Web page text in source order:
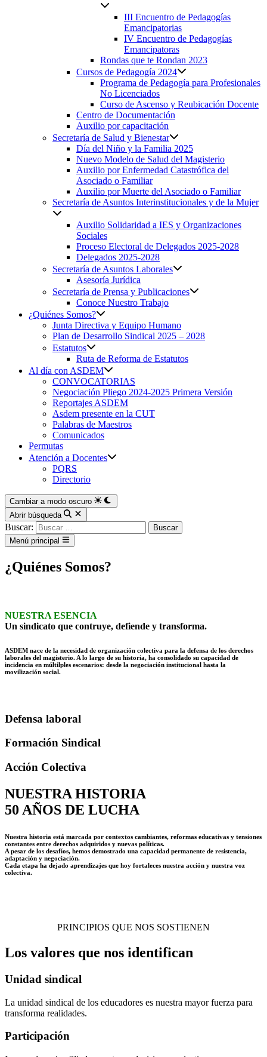
III Encuentro de Pedagogías
Emancipatorias
IV Encuentro de Pedagogías
Emancipatoras
Rondas que te Rondan 2023
Cursos de Pedagogía 2024
Programa de Pedagogía para Profesionales
No Licenciados
Curso de Ascenso y Reubicación Docente
Centro de Documentación
Auxilio por capacitación
Secretaría de Salud y Bienestar
Día del Niño y la Familia 2025
Nuevo Modelo de Salud del Magisterio
Auxilio por Enfermedad Catastrófica del
Asociado o Familiar
Auxilio por Muerte del Asociado o Familiar
Secretaría de Asuntos Interinstitucionales y de la Mujer
Auxilio Solidaridad a IES y Organizaciones
Sociales
Proceso Electoral de Delegados 2025-2028
Delegados 2025-2028
Secretaría de Asuntos Laborales
Asesoría Jurídica
Secretaría de Prensa y Publicaciones
Conoce Nuestro Trabajo
¿Quiénes Somos?
Junta Directiva y Equipo Humano
Plan de Desarrollo Sindical 2025 – 2028
Estatutos
Ruta de Reforma de Estatutos
Al día con ASDEM
CONVOCATORIAS
Negociación Pliego 2024-2025 Primera Versión
Reportajes ASDEM
Asdem presente en la CUT
Palabras de Maestros
Comunicados
Permutas
Atención a Docentes
PQRS
Directorio
Cambiar a modo oscuro
Abrir búsqueda
Buscar:
Menú principal
¿Quiénes Somos?
NUESTRA ESENCIA
Un sindicato que contruye, defiende y transforma.
ASDEM nace de la necesidad de organización colectiva para la defensa de los derechos
laborales del magisterio. A lo largo de su historia, ha consolidado su capacidad de
incidencia en múltilples escenarios: desde la negociación institucional hasta la
movilización social.
Defensa laboral
Formación Sindical
Acción Colectiva
NUESTRA HISTORIA
50 AÑOS DE LUCHA
Nuestra historia está marcada por contextos cambiantes, reformas educativas y tensiones
constantes entre derechos adquiridos y nuevas políticas.
A pesar de los desafíos, hemos demostrado una capacidad permanente de resistencia,
adaptación y negociación.
Cada etapa ha dejado aprendizajes que hoy fortaleces nuestra acción y nuestra voz
colectiva.
PRINCIPIOS QUE NOS SOSTIENEN
Los valores que nos identifican
Unidad sindical
La unidad sindical de los educadores es nuestra mayor fuerza para
transforma realidades.
Participación